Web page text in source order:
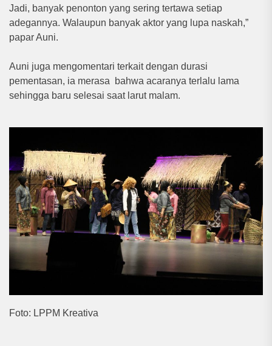
Jadi, banyak penonton yang sering tertawa setiap
adegannya. Walaupun banyak aktor yang lupa naskah,”
papar Auni.
Auni juga mengomentari terkait dengan durasi
pementasan, ia merasa bahwa acaranya terlalu lama
sehingga baru selesai saat larut malam.
Foto: LPPM Kreativa